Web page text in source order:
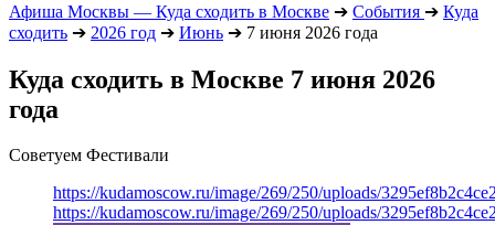
Афиша Москвы — Куда сходить в Москве ➔ События ➔ Куда
сходить ➔ 2026 год ➔ Июнь ➔ 7 июня 2026 года
Куда сходить в Москве 7 июня 2026
года
Советуем Фестивали
https://kudamoscow.ru/image/269/250/uploads/
https://kudamoscow.ru/image/269/250/uploads/